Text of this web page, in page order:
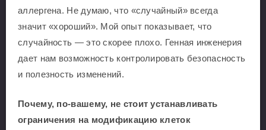
аллергена. Не думаю, что «случайный» всегда
значит «хороший». Мой опыт показывает, что
случайность — это скорее плохо. Генная инженерия
дает нам возможность контролировать безопасность
и полезность изменений.
Почему, по-вашему, не стоит устанавливать
ограничения на модификацию клеток